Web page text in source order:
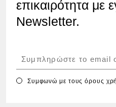
επικαιρότητα με
Newsletter.
Συμφωνώ με τουςόρους